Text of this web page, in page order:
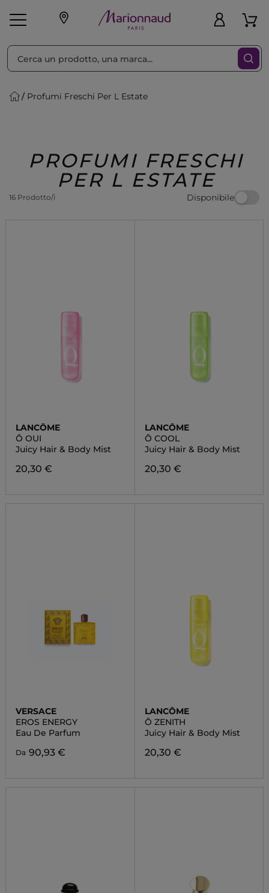
Make-up Profumi
Regalo
Profumi Freschi Per L Estate
PROFUMI FRESCHI
PER L ESTATE
16 Prodotto/i Disponibile
Ordina per Filtra
LANCÔME
Ô OUI
Juicy Hair & Body Mist
20,30 €
LANCÔME
Ô COOL
Juicy Hair & Body Mist
20,30 €
VERSACE
EROS ENERGY
Eau De Parfum
Da 90,93 €
LANCÔME
Ô ZENITH
Juicy Hair & Body Mist
20,30 €